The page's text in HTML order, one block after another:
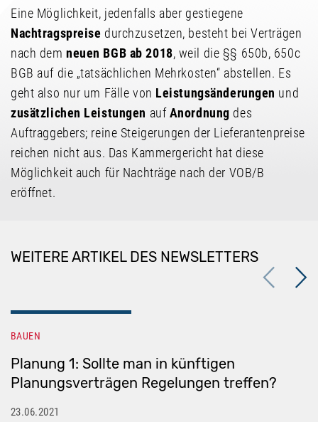
Eine Möglichkeit, jedenfalls aber gestiegene
Nachtragspreise durchzusetzen, besteht bei Verträgen
nach demneuen BGB ab 2018, weil die §§ 650b, 650c
BGB auf die „tatsächlichen Mehrkosten“ abstellen. Es
geht also nur um Fälle von Leistungsänderungen und
zusätzlichen Leistungen aufAnordnung des
Auftraggebers; reine Steigerungen der Lieferantenpreise
reichen nicht aus. Das Kammergericht hat diese
Möglichkeit auch für Nachträge nach der VOB/B
eröffnet.
WEITERE ARTIKEL DES NEWSLETTERS
Previous
BAUEN
Planung 1: Sollte man in künftigen
Planungsverträgen Regelungen treffen?
23.06.2021
Next